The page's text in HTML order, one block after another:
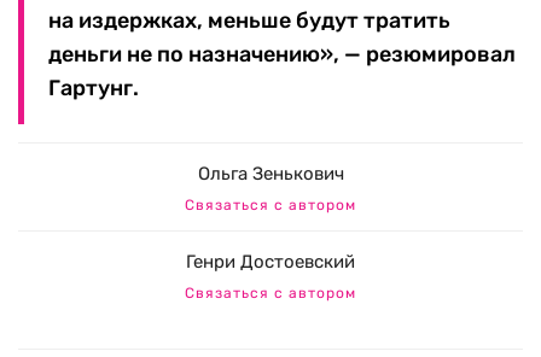
на издержках, меньше будут тратить
деньги не по назначению», — резюмировал
Гартунг.
Ольга Зенькович
Связаться с автором
Генри Достоевский
Связаться с автором